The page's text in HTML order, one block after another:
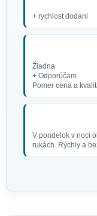
+ rychlost dodani
Žiadna
+ Odporúčam
Pomer cena a
V pondelok v noci
rukách. Rýchly a